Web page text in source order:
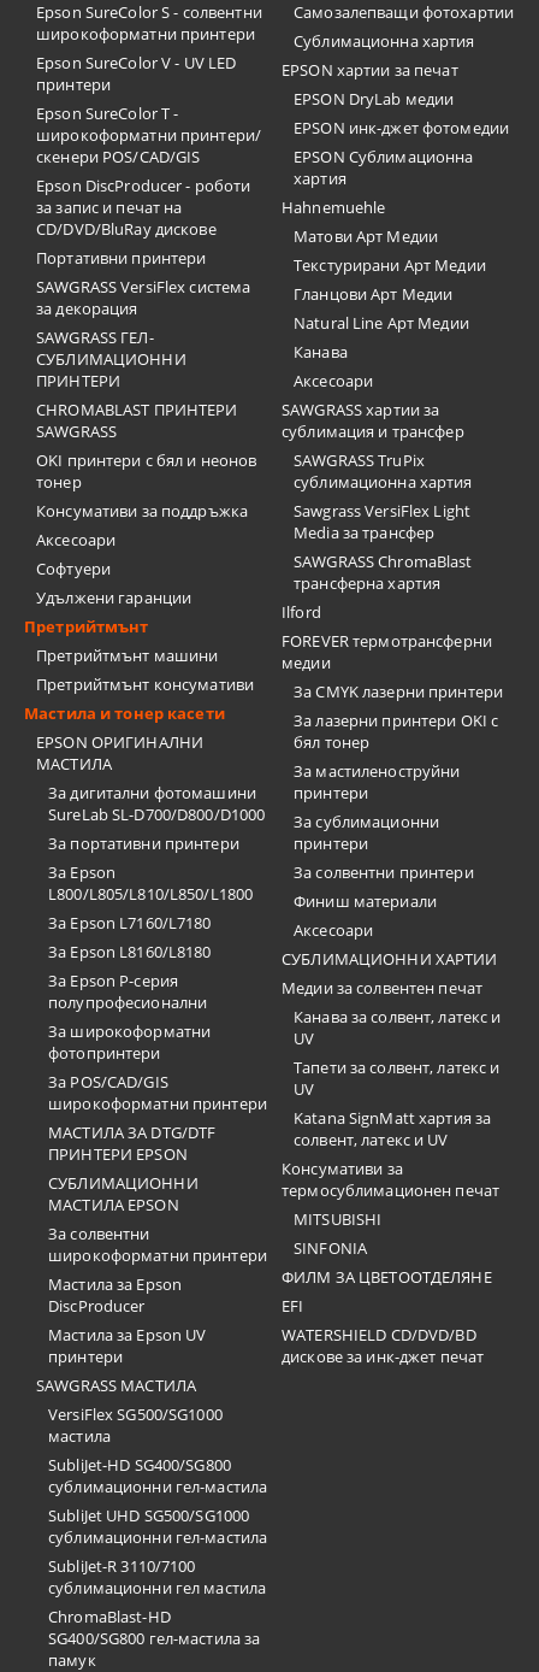
Epson SureColor S - солвентни
широкоформатни принтери
Epson SureColor V - UV LED
принтери
Epson SureColor T -
широкоформатни принтери/
скенери POS/CAD/GIS
Epson DiscProducer - роботи
за запис и печат на
CD/DVD/BluRay дискове
Портативни принтери
SAWGRASS VersiFlex система
за декорация
SAWGRASS ГЕЛ-
СУБЛИМАЦИОННИ
ПРИНТЕРИ
CHROMABLAST ПРИНТЕРИ
SAWGRASS
OKI принтери с бял и неонов
тонер
Консумативи за поддръжка
Аксесоари
Софтуери
Удължени гаранции
Претрийтмънт
Претрийтмънт машини
Претрийтмънт консумативи
Мастила и тонер касети
EPSON ОРИГИНАЛНИ
МАСТИЛА
За дигитални фотомашини
SureLab SL-D700/D800/D1000
За портативни принтери
За Epson
L800/L805/L810/L850/L1800
За Epson L7160/L7180
За Epson L8160/L8180
За Epson P-серия
полупрофесионални
За широкоформатни
фотопринтери
За POS/CAD/GIS
широкоформатни принтери
МАСТИЛА ЗА DTG/DTF
ПРИНТЕРИ EPSON
СУБЛИМАЦИОННИ
МАСТИЛА EPSON
За солвентни
широкоформатни принтери
Мастила за Epson
DiscProducer
Мастила за Epson UV
принтери
SAWGRASS МАСТИЛА
VersiFlex SG500/SG1000
мастила
SubliJet-HD SG400/SG800
сублимационни гел-мастила
SubliJet UHD SG500/SG1000
сублимационни гел-мастила
SubliJet-R 3110/7100
сублимационни гел мастила
ChromaBlast-HD
SG400/SG800 гел-мастила за
памук
Самозалепващи фотохартии
Сублимационна хартия
EPSON хартии за печат
EPSON DryLab медии
EPSON инк-джет фотомедии
EPSON Сублимационна
хартия
Hahnemuehle
Матови Арт Медии
Текстурирани Арт Медии
Гланцови Арт Медии
Natural Line Арт Медии
Канава
Аксесоари
SAWGRASS хартии за
сублимация и трансфер
SAWGRASS TruPix
сублимационна хартия
Sawgrass VersiFlex Light
Media за трансфер
SAWGRASS ChromaBlast
трансферна хартия
Ilford
FOREVER термотрансферни
медии
За CMYK лазерни принтери
За лазерни принтери OKI с
бял тонер
За мастиленоструйни
принтери
За сублимационни
принтери
За солвентни принтери
Финиш материали
Аксесоари
СУБЛИМАЦИОННИ ХАРТИИ
Медии за солвентен печат
Канава за солвент, латекс и
UV
Тапети за солвент, латекс и
UV
Katana SignMatt хартия за
солвент, латекс и UV
Консумативи за
термосублимационен печат
MITSUBISHI
SINFONIA
ФИЛМ ЗА ЦВЕТООТДЕЛЯНЕ
EFI
WATERSHIELD CD/DVD/BD
дискове за инк-джет печат